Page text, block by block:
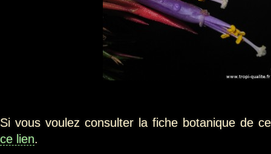
Si vous voulez consulter la fiche botanique de
ce lien.